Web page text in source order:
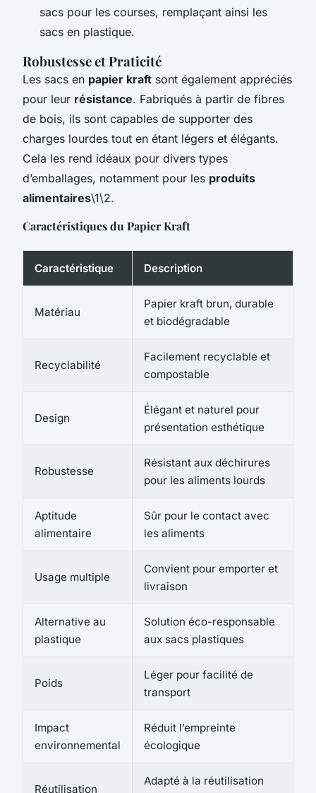
sacs pour les courses, remplaçant ainsi les
sacs en plastique.
Robustesse et Praticité
Les sacs en papier kraft sont également appréciés
pour leur résistance. Fabriqués à partir de fibres
de bois, ils sont capables de supporter des
charges lourdes tout en étant légers et élégants.
Cela les rend idéaux pour divers types
d’emballages, notamment pour les produits
alimentaires\1\2.
Caractéristiques du Papier Kraft
Caractéristique Description
Matériau
Papier kraft brun, durable
et biodégradable
Recyclabilité
Facilement recyclable et
compostable
Design
Élégant et naturel pour
présentation esthétique
Robustesse
Résistant aux déchirures
pour les aliments lourds
Aptitude
alimentaire
Sûr pour le contact avec
les aliments
Usage multiple
Convient pour emporter et
livraison
Alternative au
plastique
Solution éco-responsable
aux sacs plastiques
Poids
Léger pour facilité de
transport
Impact
environnemental
Réduit l’empreinte
écologique
Réutilisation
Adapté à la réutilisation